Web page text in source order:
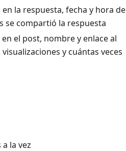
la respuesta, fecha y hora de
se compartió la respuesta
el post, nombre y enlace al
y cuántas veces
la vez